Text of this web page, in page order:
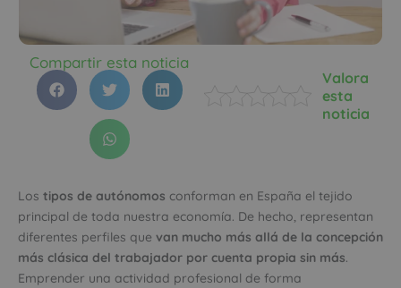
Compartir esta noticia
Valora
esta
noticia
Los tipos de autónomos conforman en España el tejido
principal de toda nuestra economía. De hecho, representan
diferentes perfiles que van mucho más allá de la concepción
más clásica del trabajador por cuenta propia sin más.
Emprender una actividad profesional de forma